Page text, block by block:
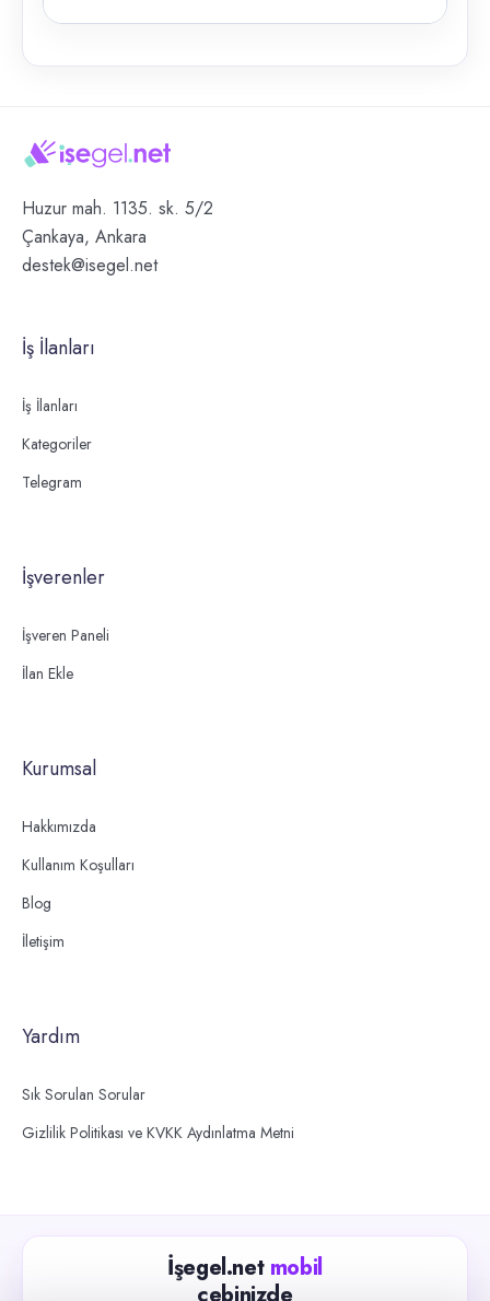
Huzur mah. 1135. sk. 5/2
Çankaya, Ankara
destek@isegel.net
İş İlanları
İş İlanları
Kategoriler
Telegram
İşverenler
İşveren Paneli
İlan Ekle
Kurumsal
Hakkımızda
Kullanım Koşulları
Blog
İletişim
Yardım
Sık Sorulan Sorular
Gizlilik Politikası ve KVKK Aydınlatma Metni
İşegel.net mobil